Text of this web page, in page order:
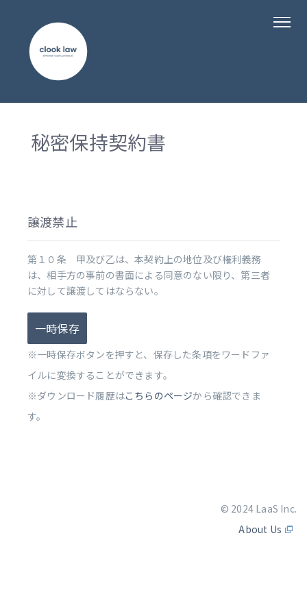
秘密保持契約書
譲渡禁止
第１０条 甲及び乙は、本契約上の地位及び権利義務
は、相手方の事前の書面による同意のない限り、第三者
に対して譲渡してはならない。
一時保存
※一時保存ボタンを押すと、保存した条項をワードファ
イルに変換することができます。
※ダウンロード履歴はこちらのページから確認できま
す。
© 2024 LaaS Inc.
About Us